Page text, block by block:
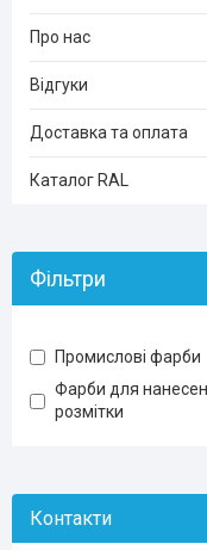
Про нас
Відгуки
Доставка та оплата
Каталог RAL
Фільтри
Промислові фарби
Фарби для
розмітки